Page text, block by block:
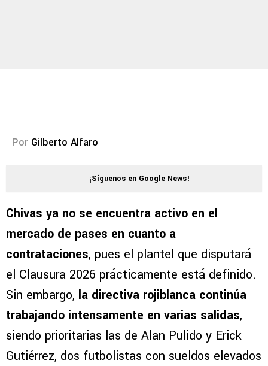
Por Gilberto Alfaro
¡Síguenos en Google News!
Chivas ya no se encuentra activo en el
mercado de pases en cuanto a
contrataciones, pues el plantel que disputará
el Clausura 2026 prácticamente está definido.
Sin embargo, la directiva rojiblanca continúa
trabajando intensamente en varias salidas,
siendo prioritarias las de Alan Pulido y Erick
Gutiérrez, dos futbolistas con sueldos elevados